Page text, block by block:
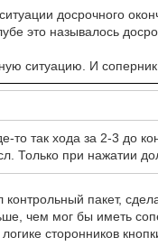
досрочного
это называлось
ситуацию. И соперник
то так хода за 2-3 до
Только при нажатии
пакет,
чем мог бы иметь
сторонников